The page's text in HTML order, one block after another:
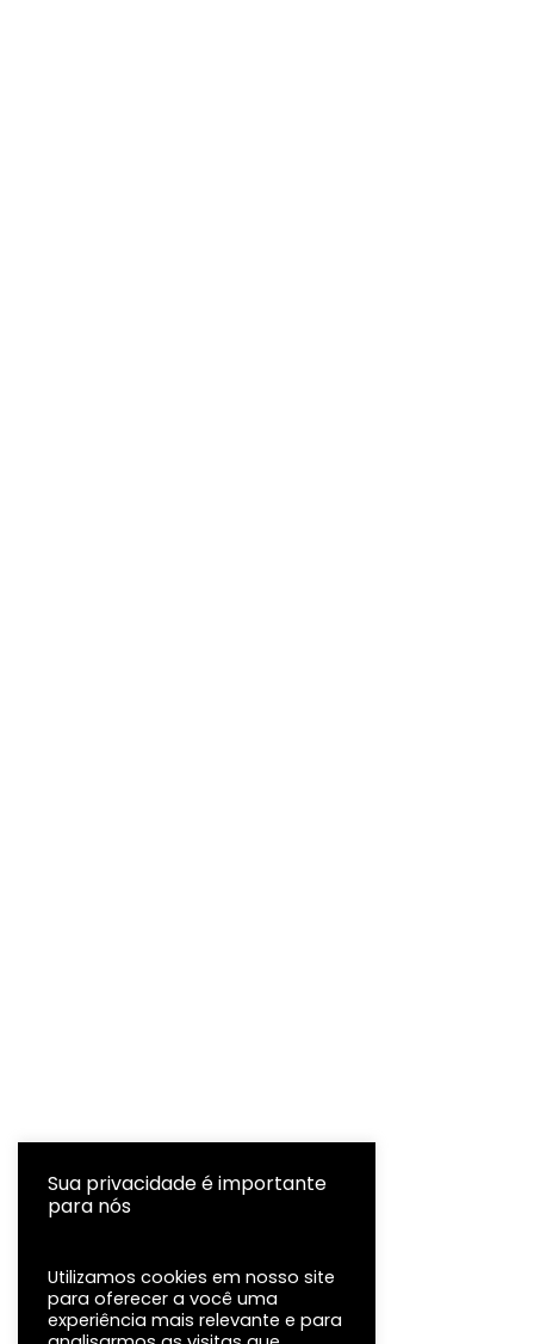
Sua privacidade é importante
para nós
Utilizamos cookies em nosso site
para oferecer a você uma
experiência mais relevante e para